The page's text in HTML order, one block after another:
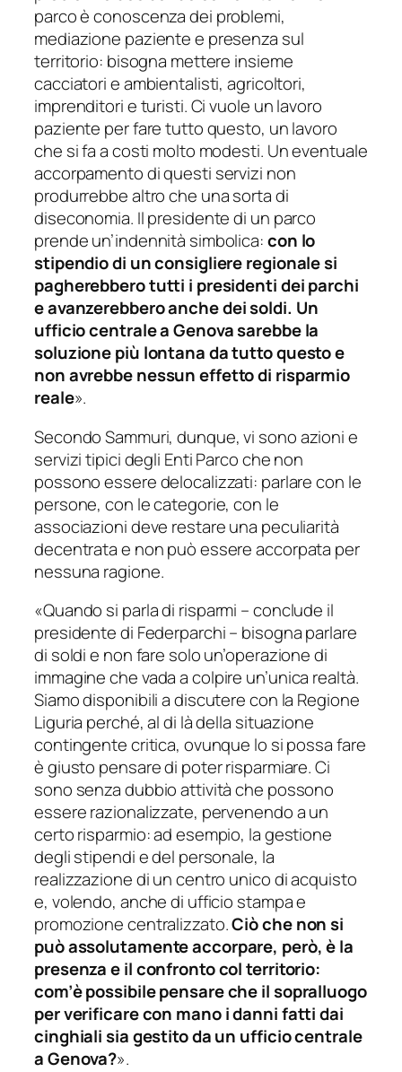
parco è conoscenza dei problemi,
mediazione paziente e presenza sul
territorio: bisogna mettere insieme
cacciatori e ambientalisti, agricoltori,
imprenditori e turisti. Ci vuole un lavoro
paziente per fare tutto questo, un lavoro
che si fa a costi molto modesti. Un eventuale
accorpamento di questi servizi non
produrrebbe altro che una sorta di
diseconomia. Il presidente di un parco
prende un’indennità simbolica:con lo
stipendio di un consigliere regionale si
pagherebbero tutti i presidenti dei parchi
e avanzerebbero anche dei soldi. Un
ufficio centrale a Genova sarebbe la
soluzione più lontana da tutto questo e
non avrebbe nessun effetto di risparmio
reale».
Secondo Sammuri, dunque, vi sono azioni e
servizi tipici degli Enti Parco che non
possono essere delocalizzati: parlare con le
persone, con le categorie, con le
associazioni deve restare una peculiarità
decentrata e non può essere accorpata per
nessuna ragione.
«Quando si parla di risparmi – conclude il
presidente di Federparchi – bisogna parlare
di soldi e non fare solo un’operazione di
immagine che vada a colpire un’unica realtà.
Siamo disponibili a discutere con la Regione
Liguria perché, al di là della situazione
contingente critica, ovunque lo si possa fare
è giusto pensare di poter risparmiare. Ci
sono senza dubbio attività che possono
essere razionalizzate, pervenendo a un
certo risparmio: ad esempio, la gestione
degli stipendi e del personale, la
realizzazione di un centro unico di acquisto
e, volendo, anche di ufficio stampa e
promozione centralizzato.Ciò che non si
può assolutamente accorpare, però, è la
presenza e il confronto col territorio:
com’è possibile pensare che il sopralluogo
per verificare con mano i danni fatti dai
cinghiali sia gestito da un ufficio centrale
a Genova?».